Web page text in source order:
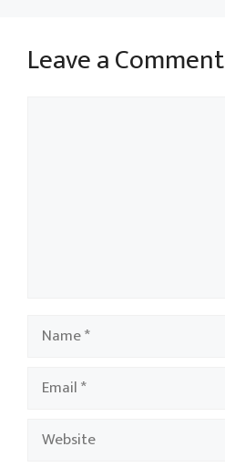
Leave a Comment
Name
Email
Website